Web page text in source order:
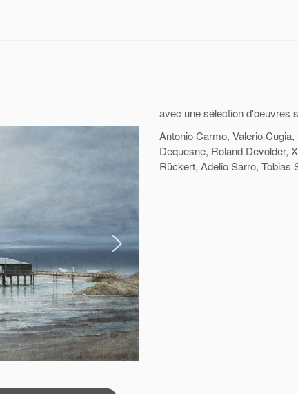
avec une sélection d'oeuvres
Antonio Carmo, Valerio
Dequesne, Roland Devolder,
Rückert, Adelio Sarro, Tobias